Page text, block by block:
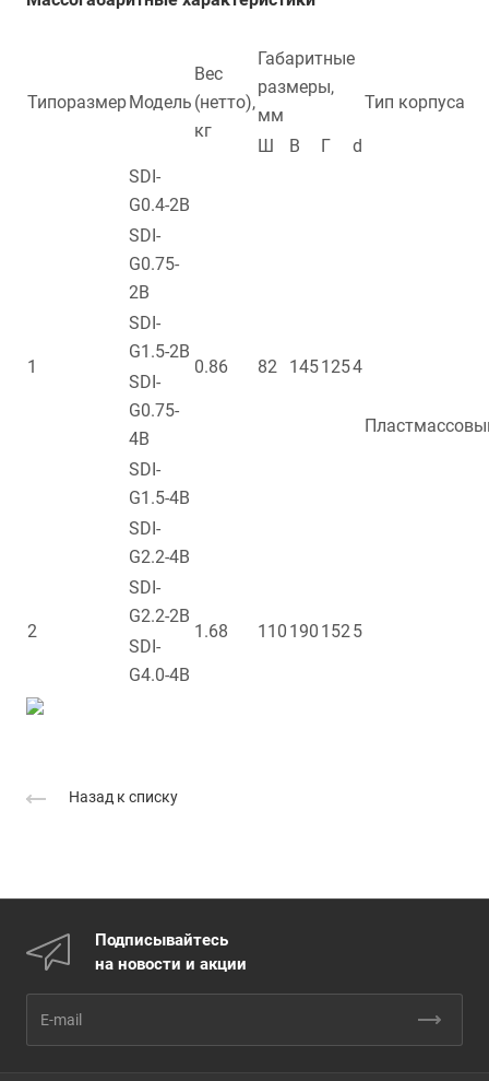
ТипоразмерМодель
Вес
(нетто),
кг
Габаритные
размеры,
мм
Тип корпуса
Ш В Г d
1
SDI-
G0.4-2B
0.86 82 1451254
SDI-
G0.75-
2B
SDI-
G1.5-2B
SDI-
G0.75-
4B
SDI-
G1.5-4B
SDI-
G2.2-4B
2
SDI-
G2.2-2B
1.68 110 190 1525
SDI-
G4.0-4B
Назад к списку
Подписывайтесь
на новости и акции